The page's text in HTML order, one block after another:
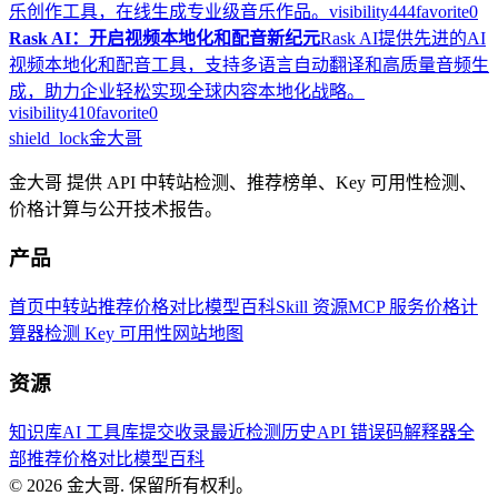
乐创作工具，在线生成专业级音乐作品。 visibility444favorite0
Rask AI：开启视频本地化和配音新纪元Rask AI提供先进的AI
视频本地化和配音工具，支持多语言自动翻译和高质量音频生
成，助力企业轻松实现全球内容本地化战略。
visibility410favorite0
shield_lock金大哥
金大哥 提供 API 中转站检测、推荐榜单、Key 可用性检测、
价格计算与公开技术报告。
产品
首页中转站推荐价格对比模型百科Skill 资源MCP 服务价格计
算器检测 Key 可用性 网站地图
资源
知识库AI 工具库提交收录最近检测历史API 错误码解释器全
部推荐价格对比模型百科
© 2026 金大哥. 保留所有权利。